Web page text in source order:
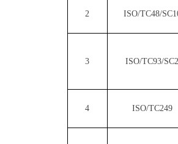
2 ISO/TC48/
3 ISO/TC93/SC2
4 ISO/TC249